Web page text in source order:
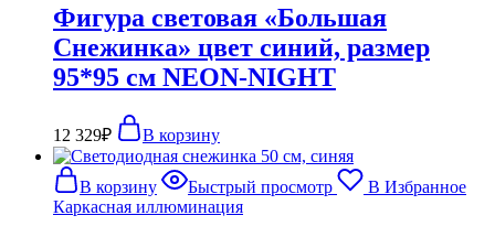
Фигура световая «Большая
Снежинка» цвет синий, размер
95*95 см NEON-NIGHT
12 329₽ В корзину
В корзину Быстрый просмотр
В Избранное
Каркасная иллюминация